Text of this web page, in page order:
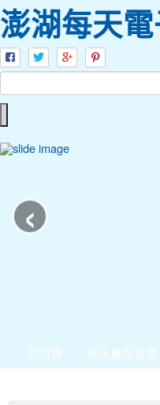
澎湖每天
‹
回首頁 每天最新消息